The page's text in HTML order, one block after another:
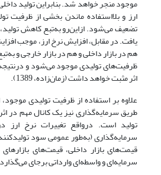
موجود منجر خواهد شد. بنابراین تولید
ارز و بلااستفاده ماندن بخشی از ظرفیت
تضعیف می‌شود. ازاین‌رو به‌تبع کاهش
یافت. در مقابل، افزایش نرخ ارز، موجب
هم در بازار داخلی و هم در بازار خارجی و
ظرفیت‌های تولیدی موجود می‌‌شود و
اثر مثبت خواهد داشت (زمان‌زاده، 1389).
علاوه بر استفاده از ظرفیت تولیدی
طریق سرمایه‌گذاری نیز یک کانال مهم در
تولید است. درواقع تغییرات نرخ ارز
سرمایه‌گذاری (به‌طور عمومی سود
قیمت‌های بازار داخلی، قیمت‌های
سرمایه‌ای و واسطه‌ای وارداتی برجای